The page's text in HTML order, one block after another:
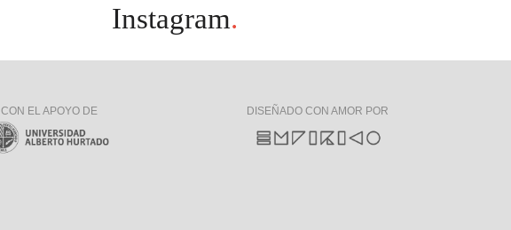
Instagram.
CON EL APOYO DE DISEÑADO CON AMOR POR